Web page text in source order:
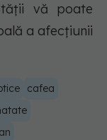
vă poate
a afecțiunii
cafea